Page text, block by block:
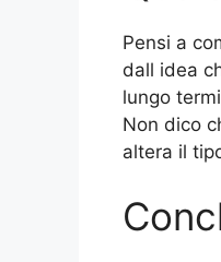
Pensi a
dall idea
lungo
Non dico
altera il